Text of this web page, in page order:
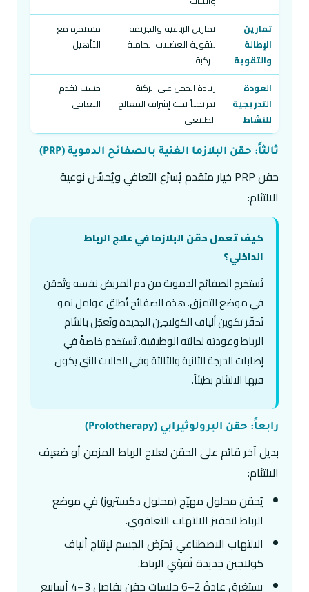
تمارين
الإطالة
والتقوية
تمارين الرباعية والجريمة
لتقوية العضلات الحاملة
للركبة
مستمرة مع
التأهيل
العودة
التدريجية
للنشاط
زيادة الحمل على الركبة
تدريجياً تحت إشراف المعالج
الطبيعي
حسب تقدم
التعافي
ثالثاً: حقن البلازما الغنية بالصفائح الدموية (PRP)
حقن PRP خيار متقدم يُسرّع التعافي ويُحسّن نوعية
الالتئام:
كيف تعمل حقن البلازما في علاج الرباط
الداخلي؟
تُستخرج الصفائح الدموية من دم المريض نفسه وتُحقن
في موضع التمزق. هذه الصفائح تُطلق عوامل نمو
تُحفّز تكوين ألياف الكولاجين الجديدة وتُعجّل بالتئام
الرباط وعودته لحالته الوظيفية. تُستخدم خاصةً في
إصابات الدرجة الثانية والثالثة وفي الحالات التي يكون
فيها الالتئام بطيئاً.
رابعاً: حقن البرولوثيرابي (Prolotherapy)
بديل آخر قائم على الحقن لعلاج الرباط المزمن أو ضعيف
الالتئام:
يُحقن محلول مهيّج (محلول دكستروز) في موضع
الرباط لتحفيز الالتهاب التعافوي.
الالتهاب الاصطناعي يُحرّض الجسم لإنتاج ألياف
كولاجين جديدة تُقوّي الرباط.
يستغرق عادةً 2–6 جلسات حقن بفاصل 3–4 أسابيع